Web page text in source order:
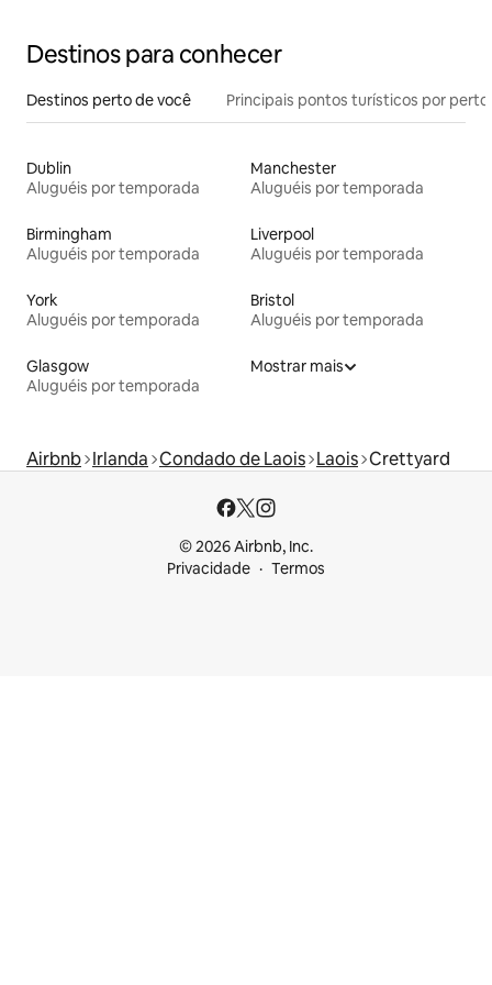
Destinos para conhecer
Destinos perto de você Principais pontos turísticos por perto
Dublin
Aluguéis por temporada
Manchester
Aluguéis por temporada
Birmingham
Aluguéis por temporada
Liverpool
Aluguéis por temporada
York
Aluguéis por temporada
Bristol
Aluguéis por temporada
Glasgow
Aluguéis por temporada
Mostrar mais
Airbnb Irlanda Condado de Laois Laois Crettyard
© 2026 Airbnb, Inc.
Privacidade
Termos